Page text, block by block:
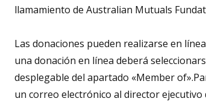
llamamiento de Australian Mutuals
Las donaciones pueden realizarse en
una donación en línea deberá
desplegable del apartado «Member
un correo electrónico al director ejecutivo